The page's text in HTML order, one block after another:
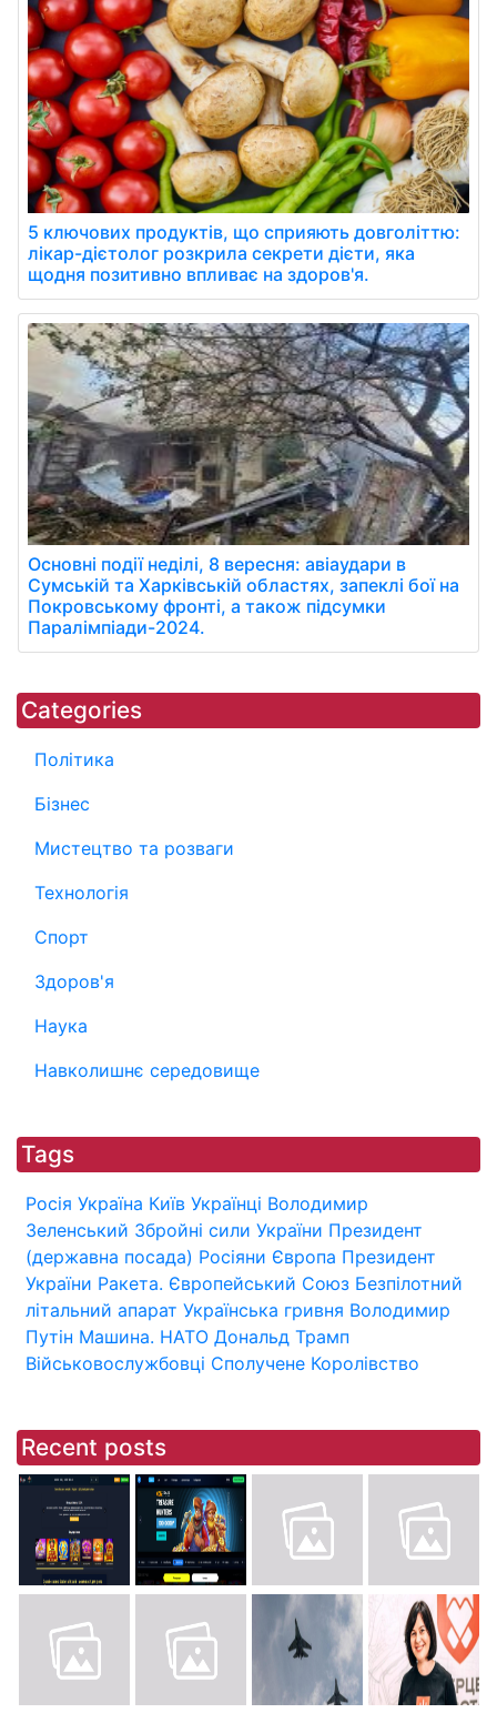
5 ключових продуктів, що сприяють довголіттю:
лікар-дієтолог розкрила секрети дієти, яка
щодня позитивно впливає на здоров'я.
Основні події неділі, 8 вересня: авіаудари в
Сумській та Харківській областях, запеклі бої на
Покровському фронті, а також підсумки
Паралімпіади-2024.
Categories
Політика
Бізнес
Мистецтво та розваги
Технологія
Спорт
Здоров'я
Наука
Навколишнє середовище
Tags
Росія Україна Київ Українці Володимир
Зеленський Збройні сили України Президент
(державна посада) Росіяни Європа Президент
України Ракета. Європейський Союз Безпілотний
літальний апарат Українська гривня Володимир
Путін Машина. НАТО Дональд Трамп
Військовослужбовці Сполучене Королівство
Recent posts